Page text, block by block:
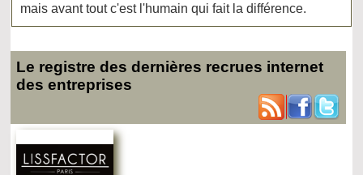
mais avant tout c'est l'humain qui fait la différence.
Le registre des dernières recrues internet
des entreprises